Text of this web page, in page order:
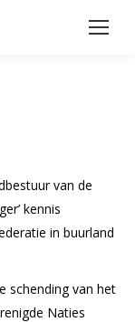
van de
kennis
in buurland
schending van het
Naties